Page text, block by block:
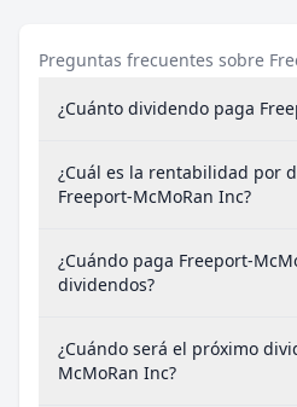
Preguntas frecuentes sobre
¿Cuánto dividendo paga
¿Cuál es la rentabilidad por
Freeport-McMoRan Inc?
¿Cuándo paga Freeport-
dividendos?
¿Cuándo será el próximo
McMoRan Inc?